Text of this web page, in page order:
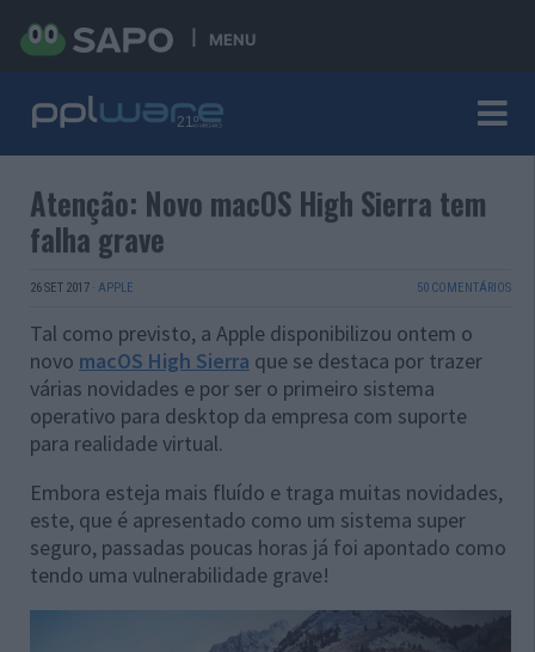
MENU
Atenção: Novo macOS High Sierra tem
falha grave
26 SET 2017 · APPLE 50 COMENTÁRIOS
Tal como previsto, a Apple disponibilizou ontem o
novo macOS High Sierra que se destaca por trazer
várias novidades e por ser o primeiro sistema
operativo para desktop da empresa com suporte
para realidade virtual.
Embora esteja mais fluído e traga muitas novidades,
este, que é apresentado como um sistema super
seguro, passadas poucas horas já foi apontado como
tendo uma vulnerabilidade grave!